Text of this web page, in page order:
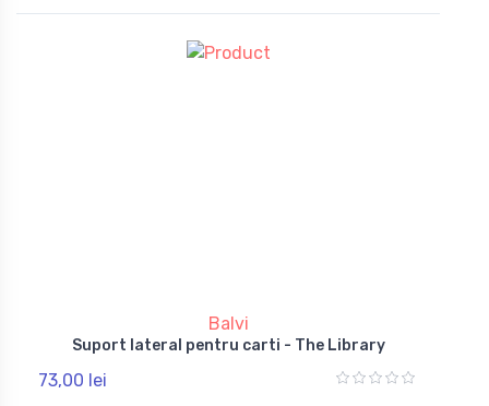
Balvi
Suport lateral pentru carti - The Library
73,00 lei